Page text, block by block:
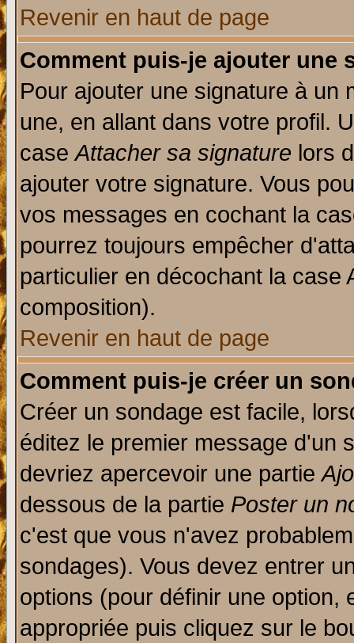
Revenir en haut de page
Comment puis-je ajouter une
Pour ajouter une signature à un
une, en allant dans votre profil.
caseAttacher sa signature lors
ajouter votre signature. Vous
vos messages en cochant la
pourrez toujours empêcher
particulier en décochant la
composition).
Revenir en haut de page
Comment puis-je créer un
Créer un sondage est facile,
éditez le premier message d'un
devriez apercevoir une partie
dessous de la partie Poster un
c'est que vous n'avez
sondages). Vous devez entrer
options (pour définir une option,
appropriée puis cliquez sur le